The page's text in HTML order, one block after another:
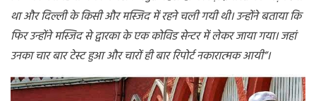
थाऔरदिल्लीकेकिसीऔर मस्जिद मेंरहने चलीगयीथी।उन्होंने बतायाकि
फिरउन्होंने मस्जिदसेद्वारकाके एककोविडसेन्टर मेंलेकरजायागया।जहां
उनका चार बारटेस्टहुआऔर चारोंही बाररिपोर्टनकारात्मकआयी”।